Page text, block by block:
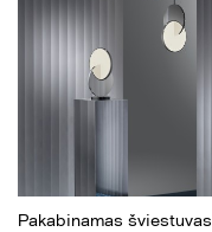
Pakabinamas šviestuvas